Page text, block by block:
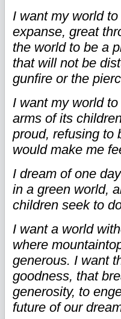
I want my world
expanse, great
the world to be a
that will not be
gunfire or the
I want my world
arms of its
proud, refusing to
would make me
I dream of one
in a green world,
children seek to
I want a world
where
generous. I want
goodness, that
generosity, to
future of our